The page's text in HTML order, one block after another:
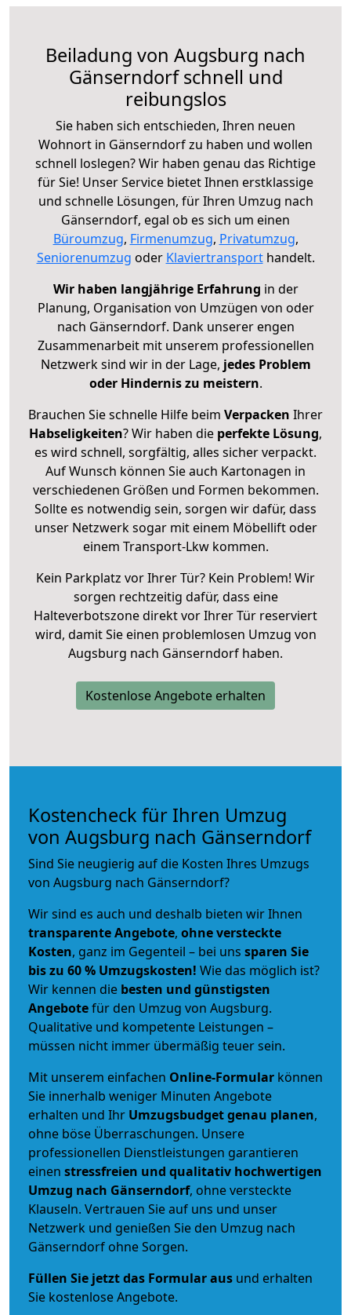
Beiladung von Augsburg nach
Gänserndorf schnell und
reibungslos
Sie haben sich entschieden, Ihren neuen
Wohnort in Gänserndorf zu haben und wollen
schnell loslegen? Wir haben genau das Richtige
für Sie! Unser Service bietet Ihnen erstklassige
und schnelle Lösungen, für Ihren Umzug nach
Gänserndorf, egal ob es sich um einen
Büroumzug, Firmenumzug, Privatumzug,
Seniorenumzug oder Klaviertransporthandelt.
Wir haben langjährige Erfahrung in der
Planung, Organisation von Umzügen von oder
nach Gänserndorf. Dank unserer engen
Zusammenarbeit mit unserem professionellen
Netzwerk sind wir in der Lage, jedes Problem
oder Hindernis zu meistern.
Brauchen Sie schnelle Hilfe beim Verpacken Ihrer
Habseligkeiten? Wir haben die perfekte Lösung,
es wird schnell, sorgfältig, alles sicher verpackt.
Auf Wunsch können Sie auch Kartonagen in
verschiedenen Größen und Formen bekommen.
Sollte es notwendig sein, sorgen wir dafür, dass
unser Netzwerk sogar mit einem Möbellift oder
einem Transport-Lkw kommen.
Kein Parkplatz vor Ihrer Tür? Kein Problem! Wir
sorgen rechtzeitig dafür, dass eine
Halteverbotszone direkt vor Ihrer Tür reserviert
wird, damit Sie einen problemlosen Umzug von
Augsburg nach Gänserndorf haben.
Kostenlose Angebote erhalten
Kostencheck für Ihren Umzug
von Augsburg nach Gänserndorf
Sind Sie neugierig auf die Kosten Ihres Umzugs
von Augsburg nach Gänserndorf?
Wir sind es auch und deshalb bieten wir Ihnen
transparente Angebote, ohne versteckte
Kosten, ganz im Gegenteil – bei uns sparen Sie
bis zu 60 % Umzugskosten! Wie das möglich ist?
Wir kennen die besten und günstigsten
Angebotefür den Umzug von Augsburg.
Qualitative und kompetente Leistungen –
müssen nicht immer übermäßig teuer sein.
Mit unserem einfachen Online-Formular können
Sie innerhalb weniger Minuten Angebote
erhalten und Ihr Umzugsbudgetgenau planen,
ohne böse Überraschungen. Unsere
professionellen Dienstleistungen garantieren
einen stressfreien und qualitativ hochwertigen
Umzug nach Gänserndorf, ohne versteckte
Klauseln. Vertrauen Sie auf uns und unser
Netzwerk und genießen Sie den Umzug nach
Gänserndorf ohne Sorgen.
Füllen Sie jetzt das Formular aus und erhalten
Sie kostenlose Angebote.